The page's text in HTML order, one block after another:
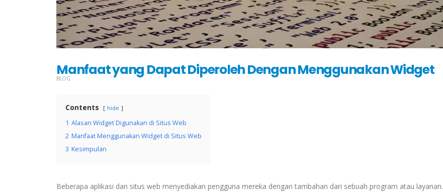
Manfaat yang Dapat Diperoleh Dengan Menggunakan Widget
BLOG
Contents hide
1 Alasan Widget Digunakan di Situs Web
2 Manfaat Menggunakan Widget di Situs Web
3 Kesimpulan
Beberapa aplikasi dan situs web menyediakan pengguna mereka dengan tambahan dari sebuah program atau layanan.